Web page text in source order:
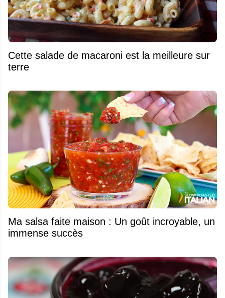
Cette salade de macaroni est la meilleure sur
terre
Ma salsa faite maison : Un goût incroyable, un
immense succès